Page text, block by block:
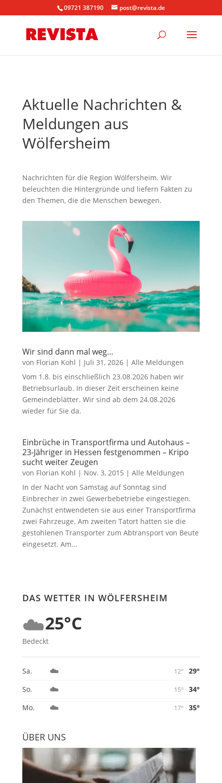
09721 387190 post@revista.de
Aktuelle Nachrichten &
Meldungen aus
Wölfersheim
Nachrichten für die Region Wölfersheim. Wir
beleuchten die Hintergründe und liefern Fakten zu
den Themen, die die Menschen bewegen.
Wir sind dann mal weg…
von Florian Kohl | Juli 31, 2026| Alle Meldungen
Vom 1.8. bis einschließlich 23.08.2026 haben wir
Betriebsurlaub. In dieser Zeit erscheinen keine
Gemeindeblätter. Wir sind ab dem 24.08.2026
wieder für Sie da.
Einbrüche in Transportfirma und Autohaus –
23-Jähriger in Hessen festgenommen – Kripo
sucht weiter Zeugen
von Florian Kohl | Nov. 3, 2015 | Alle Meldungen
In der Nacht von Samstag auf Sonntag sind
Einbrecher in zwei Gewerbebetriebe eingestiegen.
Zunächst entwendeten sie aus einer Transportfirma
zwei Fahrzeuge. Am zweiten Tatort hatten sie die
gestohlenen Transporter zum Abtransport von Beute
eingesetzt. Am...
DAS WETTER IN WÖLFERSHEIM
☁️25°C
Bedeckt
Sa. ☁️ 12°
29°
So.
☁️ 15°
34°
Mo.
☁️ 17° 35°
ÜBER UNS